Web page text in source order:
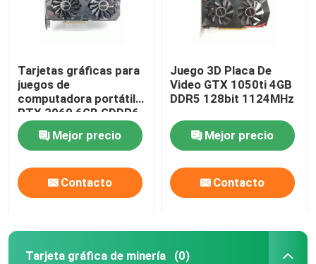
Tarjetas gráficas para
juegos de
computadora portátil
RTX 3060 6GB GDDR6
15000MHZ 60W 49mh
/ S
Mejor precio
Contacto
Juego 3D Placa De
Video GTX 1050ti 4GB
DDR5 128bit 1124MHz
Mejor precio
Contacto
Tarjeta gráfica de minería (0)